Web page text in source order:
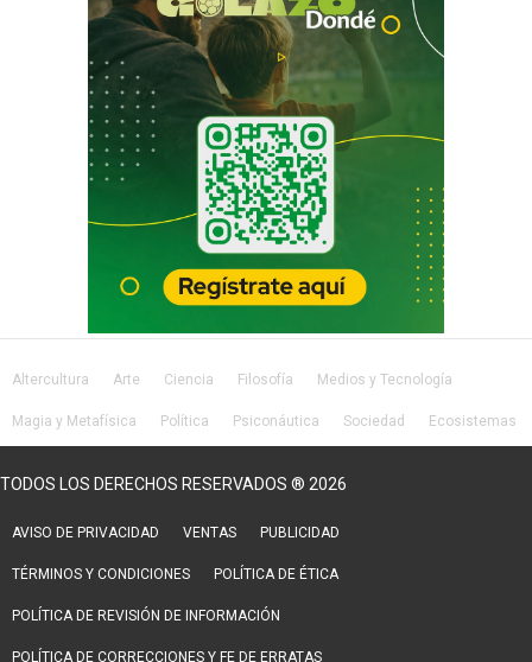
Altercultura Arte Ciencia Filosofía Medios y Tecnología
Magia y Metafísica Política Psiconáutica Sociedad Ecosistemas
TODOS LOS DERECHOS RESERVADOS ® 2026
AVISO DE PRIVACIDAD VENTAS PUBLICIDAD
TÉRMINOS Y CONDICIONES POLÍTICA DE ÉTICA
POLÍTICA DE REVISIÓN DE INFORMACIÓN
POLÍTICA DE CORRECCIONES Y FE DE ERRATAS